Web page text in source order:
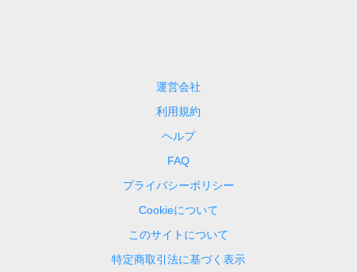
運営会社
利用規約
ヘルプ
FAQ
プライバシーポリシー
Cookieについて
このサイトについて
特定商取引法に基づく表示